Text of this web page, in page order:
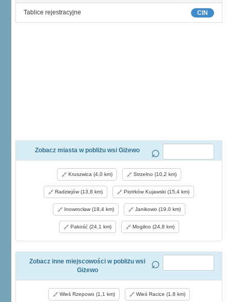
CIN
Tablice rejestracyjne
Zobacz miasta w pobliżu wsi Giżewo
Kruszwica (4,0 km) Strzelno (10,2 km)
Radziejów (13,8 km) Piotrków Kujawski (15,4 km)
Inowrocław (18,4 km) Janikowo (19,0 km)
Pakość (24,1 km) Mogilno (24,8 km)
Zobacz inne miejscowości w pobliżu wsi
Giżewo
Wieś Rzepowo (1,1 km) Wieś Racice (1,8 km)